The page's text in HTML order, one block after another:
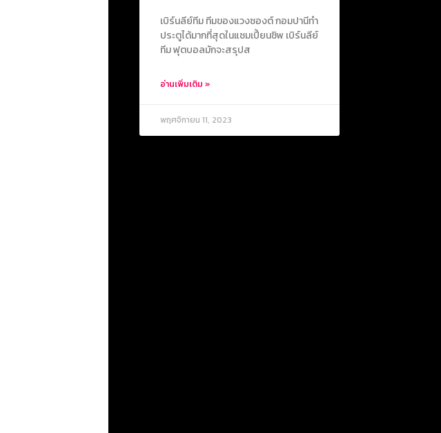
เบิร์นลีย์ทีม ทีมของแวงซองต์ กอมปานีทำ
ประตูได้มากที่สุดในแชมเปี้ยนชิพ เบิร์นลีย์
ทีม ฟุตบอลมักจะสรุปส
อ่านเพิ่มเติม »
พฤศจิกายน 11, 2023